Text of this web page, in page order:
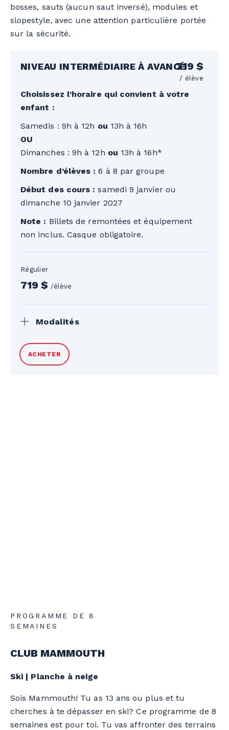
bosses, sauts (aucun saut inversé), modules et
slopestyle, avec une attention particulière portée
sur la sécurité.
NIVEAU INTERMÉDIAIRE À AVANCÉ719 $
/ élève
Choisissez l’horaire qui convient à votre
enfant :
Samedis : 9h à 12h ou 13h à 16h
OU
Dimanches : 9h à 12h ou 13h à 16h*
Nombre d’élèves : 6 à 8 par groupe
Début des cours :samedi 9 janvier ou
dimanche 10 janvier 2027
Note : Billets de remontées et équipement
non inclus. Casque obligatoire.
Régulier
719 $/élève
Modalités
Taxes en sus. Billets de remontées et
équipement non inclus. Casque
ACHETER
PROGRAMME DE 8
SEMAINES
CLUB MAMMOUTH
Ski | Planche à neige
Sois Mammouth! Tu as 13 ans ou plus et tu
cherches à te dépasser en ski? Ce programme de 8
semaines est pour toi. Tu vas affronter des terrains